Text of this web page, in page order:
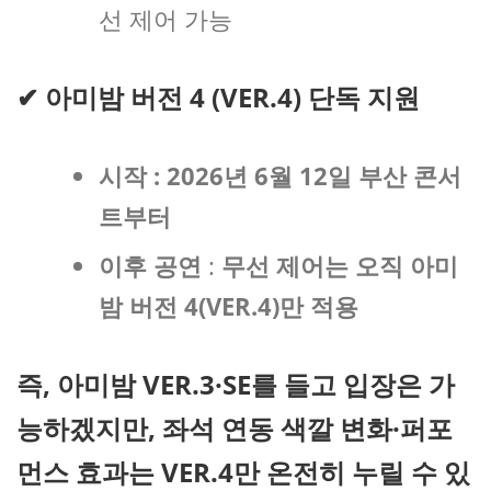
선 제어 가능
✔ 아미밤 버전 4 (VER.4) 단독 지원
시작 : 2026년 6월 12일 부산 콘서
트부터
이후 공연 : 무선 제어는 오직 아미
밤 버전 4(VER.4)만 적용
즉, 아미밤 VER.3·SE를 들고 입장은 가
능하겠지만, 좌석 연동 색깔 변화·퍼포
먼스 효과는 VER.4만 온전히 누릴 수 있